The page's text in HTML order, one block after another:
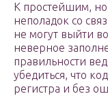
К простейшим,
неполадок со
не могут выйти
неверное
правильности
убедиться, что
регистра и без